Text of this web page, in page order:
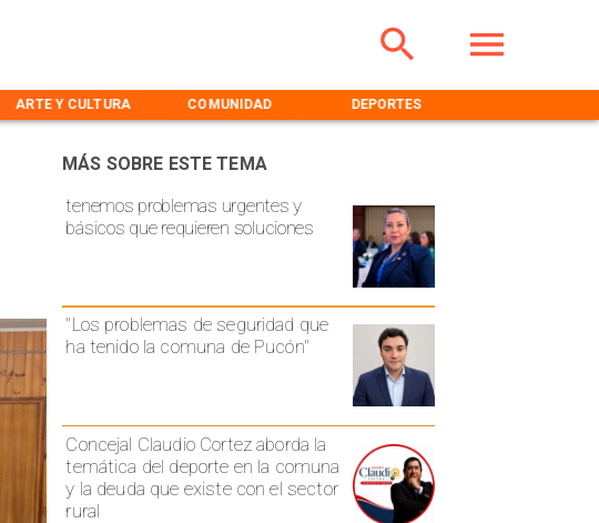
ARTE Y CULTURA COMUNIDAD DEPORTES
tenemos problemas urgentes y
básicos que requieren soluciones
"Los problemas de seguridad que
ha tenido la comuna de Pucón"
Concejal Claudio Cortez aborda la
temática del deporte en la comuna
y la deuda que existe con el sector
rural
MÁS SOBRE ESTE TEMA